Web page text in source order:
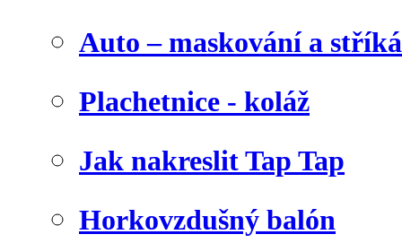
Auto – maskování a
Plachetnice - koláž
Jak nakreslit Tap Tap
Horkovzdušný balón